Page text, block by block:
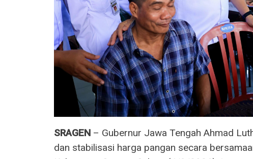
SRAGEN – Gubernur Jawa Tengah Ahmad
dan stabilisasi harga pangan secara